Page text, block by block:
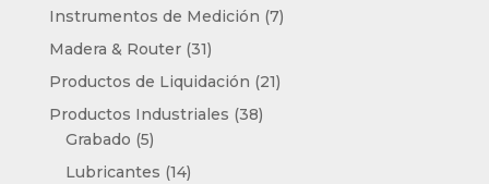
Instrumentos de Medición 77
Madera & Router 3131
productos
Productos de Liquidación 2121
Productos Industriales 3838
Grabado 55
productos
Lubricantes 1414